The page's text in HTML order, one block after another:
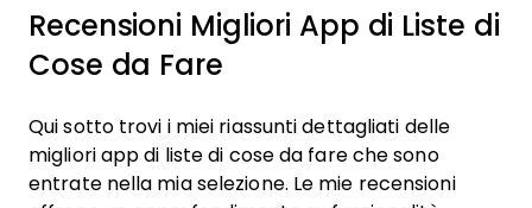
Recensioni Migliori App di Liste di
Cose da Fare
Qui sotto trovi i miei riassunti dettagliati delle
migliori app di liste di cose da fare che sono
entrate nella mia selezione. Le mie recensioni